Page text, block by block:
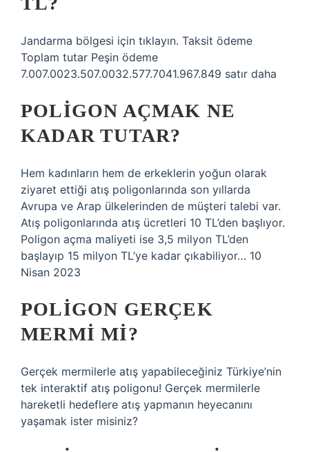
Jandarma bölgesi için tıklayın. Taksit ödeme
Toplam tutar Peşin ödeme
7.007.0023.507.0032.577.7041.967.849 satır daha
POLIGON AÇMAK NE
KADAR TUTAR?
Hem kadınların hem de erkeklerin yoğun olarak
ziyaret ettiği atış poligonlarında son yıllarda
Avrupa ve Arap ülkelerinden de müşteri talebi var.
Atış poligonlarında atış ücretleri 10 TL’den başlıyor.
Poligon açma maliyeti ise 3,5 milyon TL’den
başlayıp 15 milyon TL’ye kadar çıkabiliyor… 10
Nisan 2023
POLIGON GERÇEK
MERMI MI?
Gerçek mermilerle atış yapabileceğiniz Türkiye’nin
tek interaktif atış poligonu! Gerçek mermilerle
hareketli hedeflere atış yapmanın heyecanını
yaşamak ister misiniz?